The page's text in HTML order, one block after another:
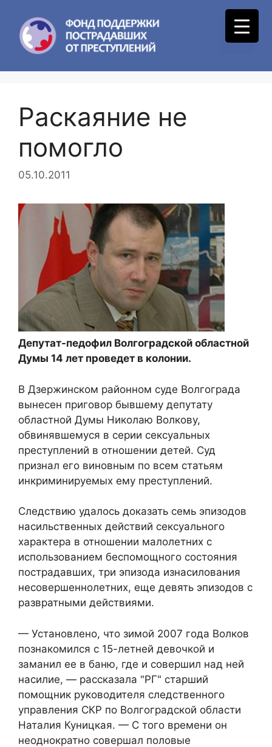
content
Menu
Раскаяние не
помогло
05.10.2011
Депутат-педофил Волгоградской областной
Думы 14 лет проведет в колонии.
В Дзержинском районном суде Волгограда
вынесен приговор бывшему депутату
областной Думы Николаю Волкову,
обвинявшемуся в серии сексуальных
преступлений в отношении детей. Суд
признал его виновным по всем статьям
инкриминируемых ему преступлений.
Следствию удалось доказать семь эпизодов
насильственных действий сексуального
характера в отношении малолетних с
использованием беспомощного состояния
пострадавших, три эпизода изнасилования
несовершеннолетних, еще девять эпизодов с
развратными действиями.
— Установлено, что зимой 2007 года Волков
познакомился с 15-летней девочкой и
заманил ее в баню, где и совершил над ней
насилие, — рассказала "РГ" старший
помощник руководителя следственного
управления СКР по Волгоградской области
Наталия Куницкая. — С того времени он
неоднократно совершал половые